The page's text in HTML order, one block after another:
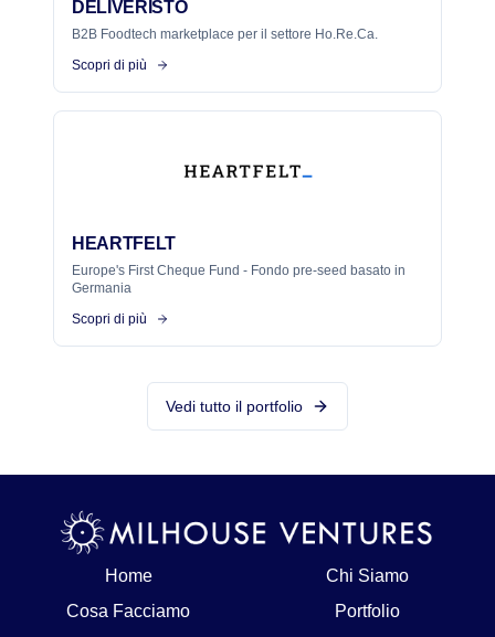
DELIVERISTO
B2B Foodtech marketplace per il settore Ho.Re.Ca.
Scopri di più
HEARTFELT
Europe's First Cheque Fund - Fondo pre-seed basato in
Germania
Scopri di più
Vedi tutto il portfolio
Home
Chi Siamo
Cosa Facciamo
Portfolio